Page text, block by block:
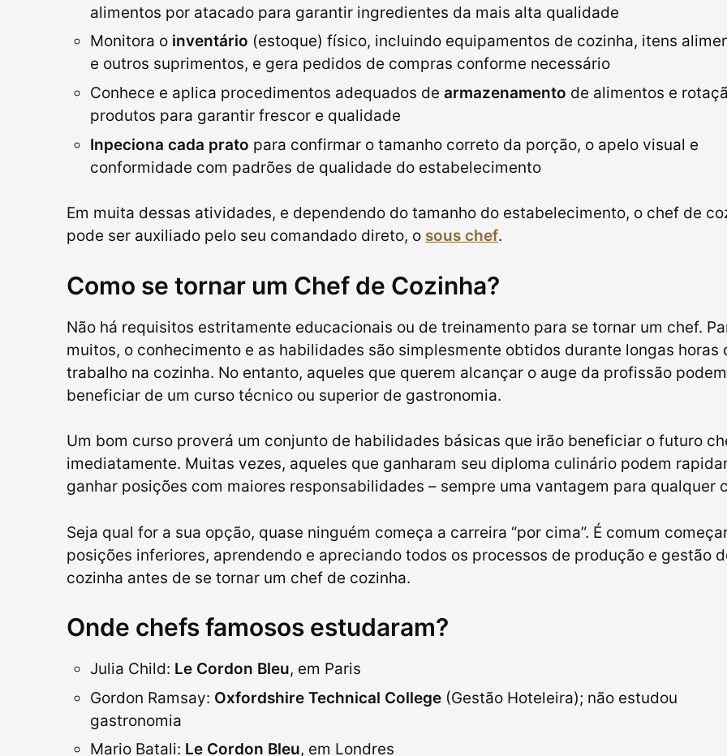
alimentos por atacado para garantir ingredientes da mais alta qualidade
Monitora o inventário (estoque) físico, incluindo equipamentos de cozinha, itens
e outros suprimentos, e gera pedidos de compras conforme necessário
Conhece e aplica procedimentos adequados de armazenamento de alimentos e
produtos para garantir frescor e qualidade
Inpeciona cada prato para confirmar o tamanho correto da porção, o apelo visual e
conformidade com padrões de qualidade do estabelecimento
Em muita dessas atividades, e dependendo do tamanho do estabelecimento, o chef de
pode ser auxiliado pelo seu comandado direto, o sous chef.
Como se tornar um Chef de Cozinha?
Não há requisitos estritamente educacionais ou de treinamento para se tornar um chef.
muitos, o conhecimento e as habilidades são simplesmente obtidos durante longas horas
trabalho na cozinha. No entanto, aqueles que querem alcançar o auge da profissão
beneficiar de um curso técnico ou superior de gastronomia.
Um bom curso proverá um conjunto de habilidades básicas que irão beneficiar o futuro
imediatamente. Muitas vezes, aqueles que ganharam seu diploma culinário podem
ganhar posições com maiores responsabilidades – sempre uma vantagem para qualquer
Seja qual for a sua opção, quase ninguém começa a carreira “por cima”. É comum
posições inferiores, aprendendo e apreciando todos os processos de produção e gestão
cozinha antes de se tornar um chef de cozinha.
Onde chefs famosos estudaram?
Julia Child: Le Cordon Bleu, em Paris
Gordon Ramsay: Oxfordshire Technical College(Gestão Hoteleira); não estudou
gastronomia
Mario Batali: Le Cordon Bleu, em Londres